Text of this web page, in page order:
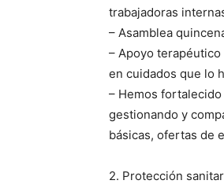
trabajadoras
– Asamblea
– Apoyo
en cuidados que lo
– Hemos
gestionando y
básicas, ofertas de
2. Protección